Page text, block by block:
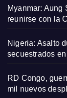
Myanmar: Aung
reunirse con la
Nigeria: Asalto
secuestrados
RD Congo,
mil nuevos